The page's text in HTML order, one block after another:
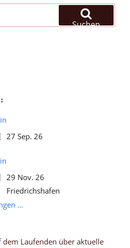
Suchen
27 Sep. 26
29 Nov. 26
Friedrichshafen
...
dem Laufenden über aktuelle